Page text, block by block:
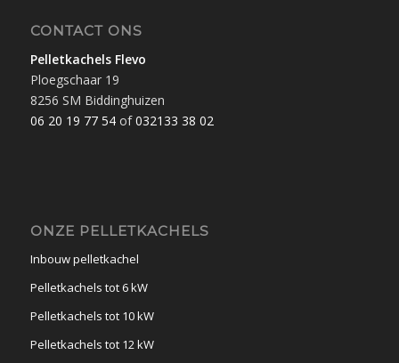
CONTACT ONS
Pelletkachels Flevo
Ploegschaar 19
8256 SM Biddinghuizen
06 20 19 77 54of032133 38 02
ONZE PELLETKACHELS
Inbouw pelletkachel
Pelletkachels tot 6 kW
Pelletkachels tot 10 kW
Pelletkachels tot 12 kW